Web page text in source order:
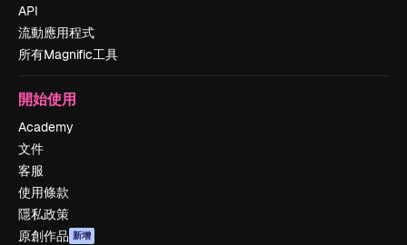
API
流動應用程式
所有Magnific工具
開始使用
Academy
文件
客服
使用條款
隱私政策
原創作品 新增